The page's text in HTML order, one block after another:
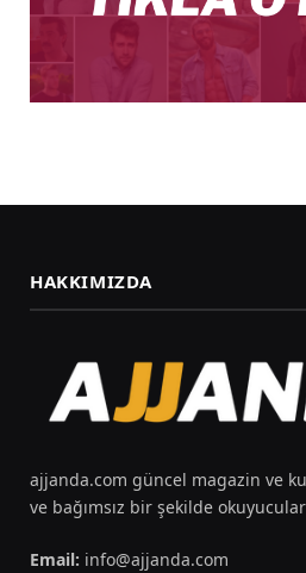
HAKKIMIZDA
ajjanda.com güncel magazin ve
ve bağımsız bir şekilde
Email: info@ajjanda.com